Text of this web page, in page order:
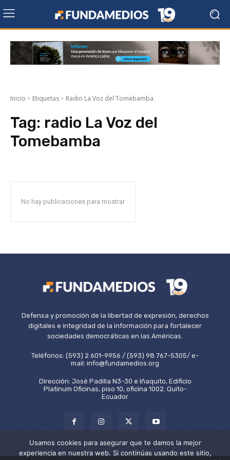
Inicio Etiquetas Radio La Voz del Tomebamba
Tag: radio La Voz del
Tomebamba
No hay publicaciones para mostrar
Defensa y promoción de la libertad de expresión, derechos
digitales e integridad de la información para fortalecer
sociedades democráticas en las Américas.
Teléfonos: (593) 2 601-9956 / (593) 98 767-5305/ e-
mail: info@fundamedios.org
Dirección: José Padilla N3-30 e Iñaquito, Edificio
Platinum Oficinas, piso 10, oficina 1002. Quito-
Ecuador
Usamos cookies para asegurar que te damos la mejor
experiencia en nuestra web. Si continúas usando este sitio,